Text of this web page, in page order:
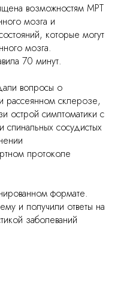
возможностям МРТ
мозга и
которые могут
мозга.
70 минут.
вопросы о
рассеянном склерозе,
острой симптоматики с
сосудистых
протоколе
формате.
и получили ответы на
заболеваний